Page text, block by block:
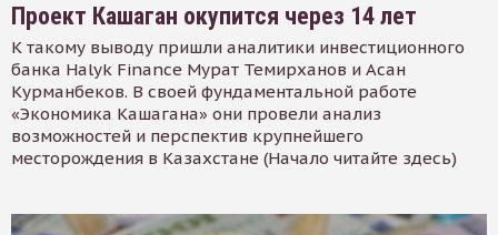
Проект Кашаган окупится через 14 лет
К такому выводу пришли аналитики инвестиционного
банка Halyk Finance Мурат Темирханов и Асан
Курманбеков. В своей фундаментальной работе
«Экономика Кашагана» они провели анализ
возможностей и перспектив крупнейшего
месторождения в Казахстане (Начало читайте здесь)